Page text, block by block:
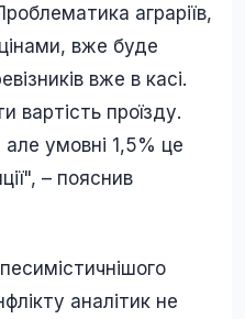
аграріїв,
вже буде
вже в касі.
вартість проїзду.
умовні 1,5% це
– пояснив
аналітик не